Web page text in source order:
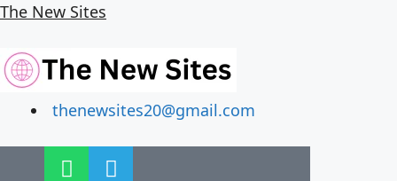
The New Sites
thenewsites20@gmail.com